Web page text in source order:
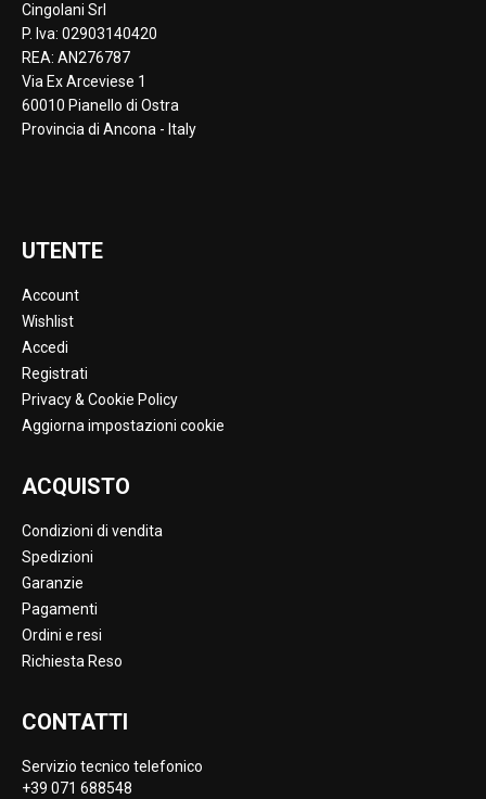
Cingolani Srl
P. Iva: 02903140420
REA: AN276787
Via Ex Arceviese 1
60010 Pianello di Ostra
Provincia di Ancona - Italy
UTENTE
Account
Wishlist
Accedi
Registrati
Privacy & Cookie Policy
Aggiorna impostazioni cookie
ACQUISTO
Condizioni di vendita
Spedizioni
Garanzie
Pagamenti
Ordini e resi
Richiesta Reso
CONTATTI
Servizio tecnico telefonico
+39 071 688548